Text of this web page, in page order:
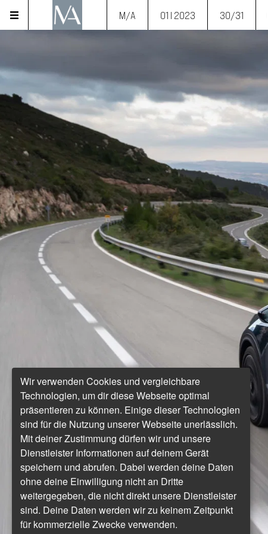
M/A 01 I 2023 30/31
Wir verwenden Cookies und vergleichbare
Technologien, um dir diese Webseite optimal
präsentieren zu können. Einige dieser Technologien
sind für die Nutzung unserer Webseite unerlässlich.
Mit deiner Zustimmung dürfen wir und unsere
Dienstleister Informationen auf deinem Gerät
speichern und abrufen. Dabei werden deine Daten
ohne deine Einwilligung nicht an Dritte
weitergegeben, die nicht direkt unsere Dienstleister
sind. Deine Daten werden wir zu keinem Zeitpunkt
für kommerzielle Zwecke verwenden.